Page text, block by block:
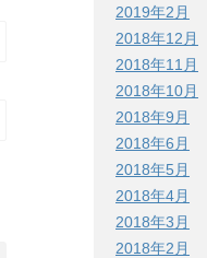
2019年2月
2018年12月
2018年11月
2018年10月
2018年9月
2018年6月
2018年5月
2018年4月
2018年3月
2018年2月